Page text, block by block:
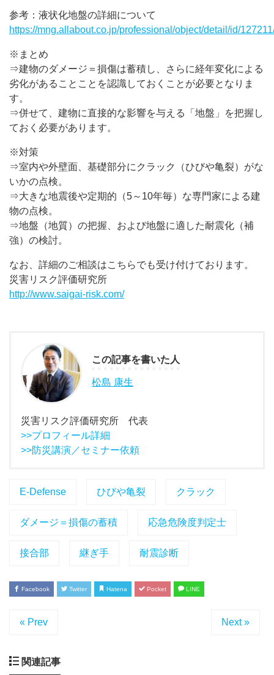
参考：液状化地盤の詳細について
https://mng.allabout.co.jp/professional/object/detail/id/
※まとめ
⇒建物のダメージ＝損傷は蓄積し、さらに経年変化による
劣化があることことを認識しておくことが必要となりま
す。
⇒併せて、建物に直接的な影響を与える「地盤」を把握し
ておく必要があります。
※対策
⇒室内や外壁面、基礎部分にクラック（ひびや亀裂）がな
いかの点検。
⇒大きな地震後や定期的（5～10年毎）な専門家による建
物の点検。
⇒地盤（地質）の把握、および地盤に適した耐震化（補
強）の検討。
なお、詳細のご相談はこちらでも受け付けております。
災害リスク評価研究所
http://www.saigai-risk.com/
この記事を書いた人
松島 康生
災害リスク評価研究所 代表
>>プロフィール詳細
>>防災講演／セミナー依頼
E-Defense ひびや亀裂 クラック
ダメージ＝損傷の蓄積 応急危険度判定士
接合部 継ぎ手 耐震診断
Facebook Twitter Hatena Pocket LINE
« Prev Next »
関連記事